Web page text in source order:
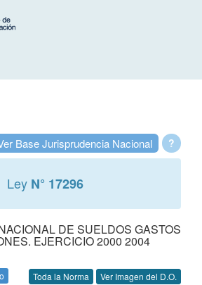
?
Base Jurisprudencia Nacional
Ley N° 17296
DE SUELDOS GASTOS
EJERCICIO 2000 2004
Toda la Norma Ver Imagen del D.O.